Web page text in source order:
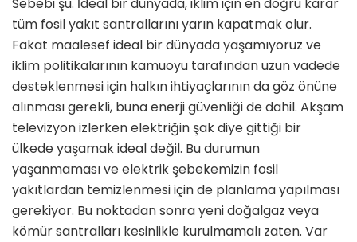
Sebebi şu. İdeal bir dünyada, iklim için en doğru karar
tüm fosil yakıt santrallarını yarın kapatmak olur.
Fakat maalesef ideal bir dünyada yaşamıyoruz ve
iklim politikalarının kamuoyu tarafından uzun vadede
desteklenmesi için halkın ihtiyaçlarının da göz önüne
alınması gerekli, buna enerji güvenliği de dahil. Akşam
televizyon izlerken elektriğin şak diye gittiği bir
ülkede yaşamak ideal değil. Bu durumun
yaşanmaması ve elektrik şebekemizin fosil
yakıtlardan temizlenmesi için de planlama yapılması
gerekiyor. Bu noktadan sonra yeni doğalgaz veya
kömür santralları kesinlikle kurulmamalı zaten. Var